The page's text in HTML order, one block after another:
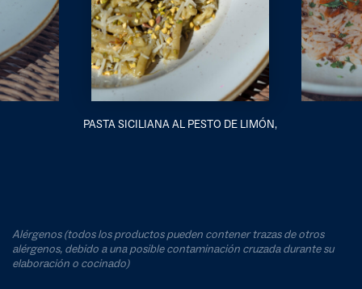
PASTA SICILIANA AL PESTO DE LIMÓN,
Alérgenos (todos los productos pueden contener trazas de otros
alérgenos, debido a una posible contaminación cruzada durante su
elaboración o cocinado)